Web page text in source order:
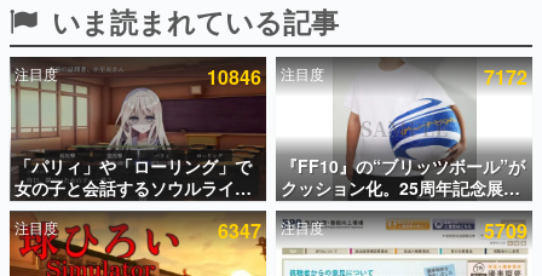
ピックアップ
電ファミのいま読まれている記事ランキング
アプリセール情報
インタビュー
連載・特集一覧
いま読まれている記事
注目度 10846
「パリィ」や「ローリング」で
女の子と会話するソウルライク
恋愛ゲーム『小早川さんはソウ
ルライク』無料公開。返事に失
敗すると「YOU DIED」
注目度 7172
『FF10』の“ブリッツボール”が
クッション化。25周年記念展
「FINAL FANTASY X
MUSEUM-幻光の記憶-」のグッ
ズ情報が一部公開
注目度 6347 注目度 5709